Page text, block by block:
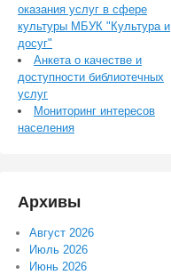
оказания услуг в сфере
культуры МБУК "Культура и
досуг"
Анкета о качестве и
доступности библиотечных
услуг
Мониторинг интересов
населения
Архивы
Август 2026
Июль 2026
Июнь 2026